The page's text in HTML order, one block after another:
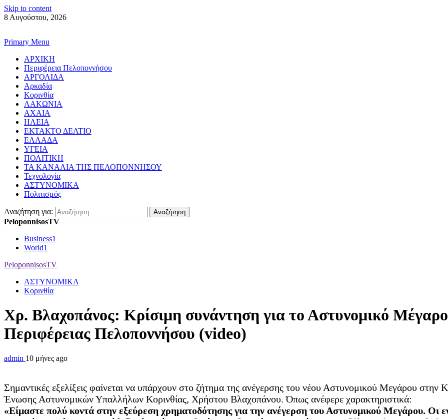
Skip to content
8 Αυγούστου, 2026
Primary Menu
ΑΡΧΙΚΗ
Περιφέρεια Πελοποννήσου
ΑΡΓΟΛΙΔΑ
Αρκαδία
Κορινθία
ΛΑΚΩΝΙΑ
ΑΧΑΙΑ
ΗΛΕΙΑ
ΕΚΤΑΚΤΟ ΔΕΛΤΙΟ
ΕΛΛΑΔΑ
ΥΓΕΙΑ
ΠΟΛΙΤΙΚΗ
ΤΑ ΚΑΝΑΛΙΑ ΤΗΣ ΠΕΛΟΠΟΝΝΗΣΟΥ
Τεχνολογία
ΑΣΤΥΝΟΜΙΚΑ
Πολιτισμός
Αναζήτηση για:
PeloponnisosTV
Business1
World1
PeloponnisosTV
ΑΣΤΥΝΟΜΙΚΑ
Κορινθία
Χρ. Βλαχοπάνος: Κρίσιμη συνάντηση για το Αστυνομικό
Περιφέρειας Πελοποννήσου (video)
admin 10 μήνες ago
Σημαντικές εξελίξεις φαίνεται να υπάρχουν στο ζήτημα της ανέγερσης του νέου Αστυνομικού Μεγάρου
Ένωσης Αστυνομικών Υπαλλήλων Κορινθίας, Χρήστου Βλαχοπάνου. Όπως ανέφερε χαρακτηριστικά:
«Είμαστε πολύ κοντά στην εξεύρεση χρηματοδότησης για την ανέγερση του Αστυνομικού Μεγάρου. Οι